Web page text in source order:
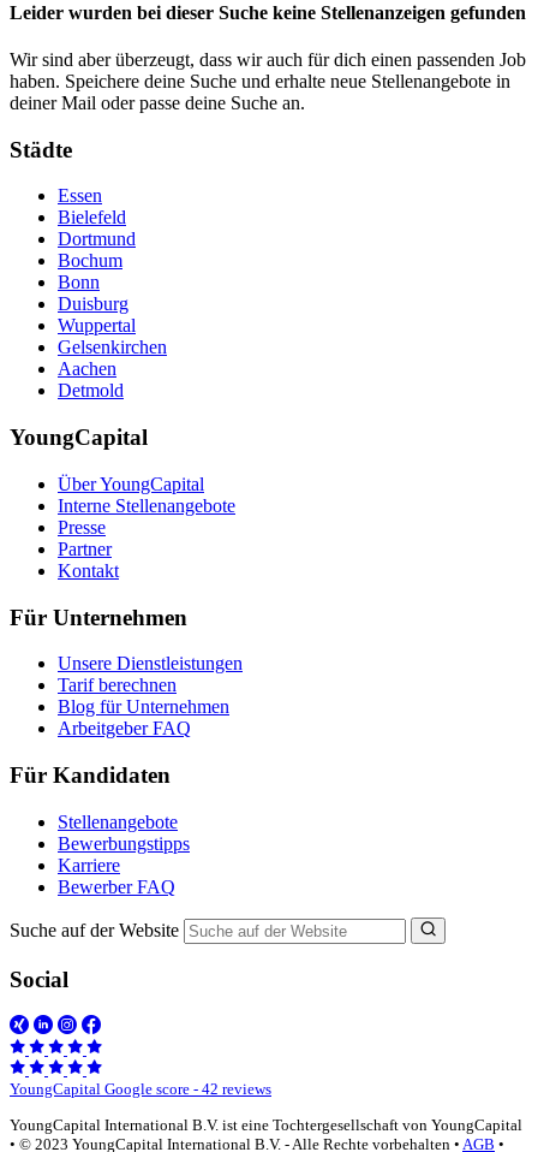
Leider wurden bei dieser Suche keine Stellenanzeigen gefunden
Wir sind aber überzeugt, dass wir auch für dich einen passenden Job
haben. Speichere deine Suche und erhalte neue Stellenangebote in
deiner Mail oder passe deine Suche an.
Städte
Essen
Bielefeld
Dortmund
Bochum
Bonn
Duisburg
Wuppertal
Gelsenkirchen
Aachen
Detmold
YoungCapital
Über YoungCapital
Interne Stellenangebote
Presse
Partner
Kontakt
Für Unternehmen
Unsere Dienstleistungen
Tarif berechnen
Blog für Unternehmen
Arbeitgeber FAQ
Für Kandidaten
Stellenangebote
Bewerbungstipps
Karriere
Bewerber FAQ
Suche auf der Website
Social
YoungCapital Google score - 42 reviews
YoungCapital International B.V. ist eine Tochtergesellschaft von YoungCapital
• © 2023 YoungCapital International B.V. - Alle Rechte vorbehalten • AGB •